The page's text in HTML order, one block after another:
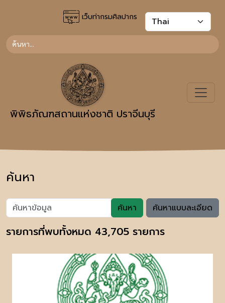
เว็บท่ากรมศิลปากร
พิพิธภัณฑสถานแห่งชาติ ปราจีนบุรี
ค้นหา
ค้นหา ค้นหาแบบละเอียด
รายการที่พบทั้งหมด 43,705 รายการ